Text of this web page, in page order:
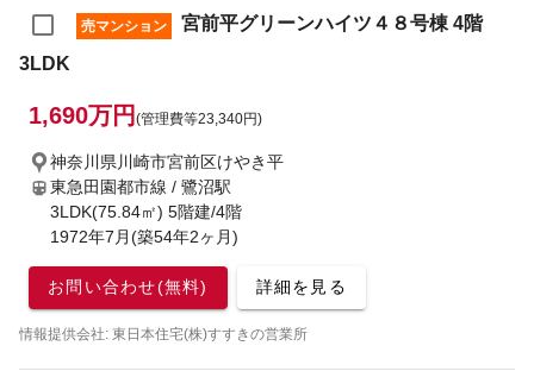
売マンション
宮前平グリーンハイツ４８号棟 4階
3LDK
1,690万円 (管理費等23,340円)
神奈川県川崎市宮前区けやき平
東急田園都市線 / 鷺沼駅
3LDK(75.84㎡) 5階建/4階
1972年7月(築54年2ヶ月)
お問い合わせ(無料) 詳細を見る
情報提供会社: 東日本住宅(株)すすきの営業所